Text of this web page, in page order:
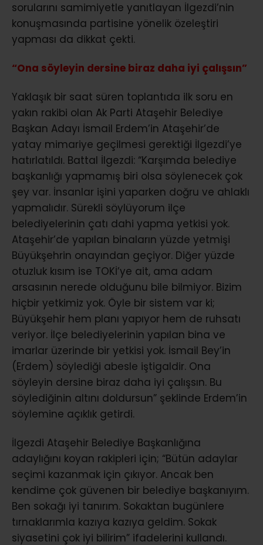
sorularını samimiyetle yanıtlayan İlgezdi’nin
konuşmasında partisine yönelik özeleştiri
yapması da dikkat çekti.
“Ona söyleyin dersine biraz daha iyi çalışsın”
Yaklaşık bir saat süren toplantıda ilk soru en
yakın rakibi olan Ak Parti Ataşehir Belediye
Başkan Adayı İsmail Erdem’in Ataşehir’de
yatay mimariye geçilmesi gerektiği İlgezdi’ye
hatırlatıldı. Battal İlgezdi: “Karşımda belediye
başkanlığı yapmamış biri olsa söylenecek çok
şey var. İnsanlar işini yaparken doğru ve ahlaklı
yapmalıdır. Sürekli söylüyorum ilçe
belediyelerinin çatı dahi yapma yetkisi yok.
Ataşehir’de yapılan binaların yüzde yetmişi
Büyükşehrin onayından geçiyor. Diğer yüzde
otuzluk kısım ise TOKİ’ye ait, ama adam
arsasının nerede olduğunu bile bilmiyor. Bizim
hiçbir yetkimiz yok. Öyle bir sistem var ki;
Büyükşehir hem planı yapıyor hem de ruhsatı
veriyor. İlçe belediyelerinin yapılan bina ve
imarlar üzerinde bir yetkisi yok. İsmail Bey’in
(Erdem) söylediği abesle iştigaldir. Ona
söyleyin dersine biraz daha iyi çalışsın. Bu
söylediğinin altını doldursun” şeklinde Erdem’in
söylemine açıklık getirdi.
İlgezdi Ataşehir Belediye Başkanlığına
adaylığını koyan rakipleri için; “Bütün adaylar
seçimi kazanmak için çıkıyor. Ancak ben
kendime çok güvenen bir belediye başkanıyım.
Ben sokağı iyi tanırım. Sokaktan bugünlere
tırnaklarımla kazıya kazıya geldim. Sokak
siyasetini çok iyi bilirim” ifadelerini kullandı.